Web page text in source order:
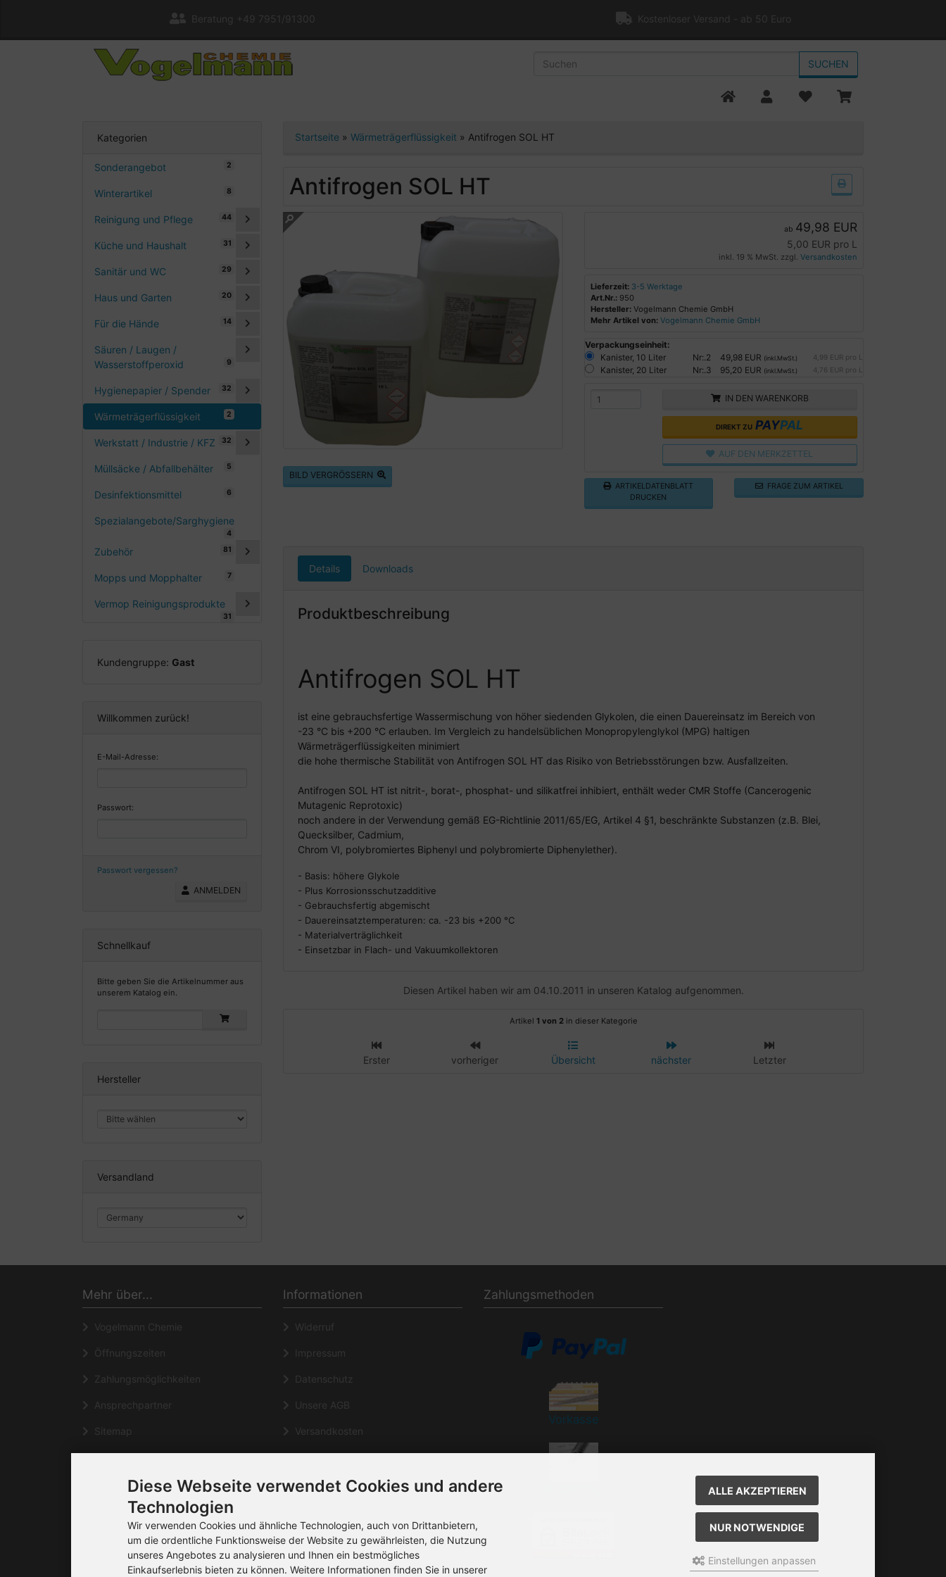
Beratung +49 7951/91300 Kostenloser Versand - ab 50 Euro
SUCHEN
Kategorien
Sonderangebot 2
Winterartikel 8
Reinigung und Pflege 44
Küche und Haushalt 31
Sanitär und WC 29
Haus und Garten 20
Für die Hände 14
Säuren / Laugen /
Wasserstoffperoxid
9
Hygienepapier / Spender 32
Wärmeträgerflüssigkeit 2
Werkstatt / Industrie / KFZ 32
Müllsäcke / Abfallbehälter 5
Desinfektionsmittel 6
Spezialangebote/Sarghygiene
4
Zubehör 81
Mopps und Mopphalter 7
Vermop Reinigungsprodukte
31
Kundengruppe: Gast
Willkommen zurück!
E-Mail-Adresse:
Passwort:
Passwort vergessen?
ANMELDEN
Schnellkauf
Bitte geben Sie die Artikelnummer aus
unserem Katalog ein.
Hersteller
Versandland
Startseite » Wärmeträgerflüssigkeit » Antifrogen SOL HT
Antifrogen SOL HT
BILD VERGRÖSSERN
ab 49,98 EUR
5,00 EUR pro L
inkl. 19 % MwSt. zzgl. Versandkosten
Lieferzeit: 3-5 Werktage
Art.Nr.: 950
Hersteller: Vogelmann Chemie GmbH
Mehr Artikel von: Vogelmann Chemie GmbH
Verpackungseinheit:
Kanister, 10 Liter
Nr:.2 49,98 EUR (inkl.MwSt.) 4,99 EUR pro L
Kanister, 20 Liter Nr:.3 95,20 EUR (inkl.MwSt.) 4,76 EUR pro L
IN DEN WARENKORB
DIREKT ZUPAYPAL
AUF DEN MERKZETTEL
ARTIKELDATENBLATT
DRUCKEN
FRAGE ZUM ARTIKEL
Details Downloads
Produktbeschreibung
Antifrogen SOL HT
ist eine gebrauchsfertige Wassermischung von höher siedenden Glykolen, die einen Dauereinsatz im Bereich von
-23 °C bis +200 °C erlauben. Im Vergleich zu handelsüblichen Monopropylenglykol (MPG) haltigen
Wärmeträgerflüssigkeiten minimiert
die hohe thermische Stabilität von Antifrogen SOL HT das Risiko von Betriebsstörungen bzw. Ausfallzeiten.
Antifrogen SOL HT ist nitrit-, borat-, phosphat- und silikatfrei inhibiert, enthält weder CMR Stoffe (Cancerogenic
Mutagenic Reprotoxic)
noch andere in der Verwendung gemäß EG-Richtlinie 2011/65/EG, Artikel 4 §1, beschränkte Substanzen (z.B. Blei,
Quecksilber, Cadmium,
Chrom VI, polybromiertes Biphenyl und polybromierte Diphenylether).
- Basis: höhere Glykole
- Plus Korrosionsschutzadditive
- Gebrauchsfertig abgemischt
- Dauereinsatztemperaturen: ca. -23 bis +200 °C
- Materialverträglichkeit
- Einsetzbar in Flach- und Vakuumkollektoren
Diesen Artikel haben wir am 04.10.2011 in unseren Katalog aufgenommen.
Artikel 1 von 2in dieser Kategorie
Erster vorheriger Übersicht nächster Letzter
Mehr über...
Vogelmann Chemie
Öffnungszeiten
Zahlungsmöglichkeiten
Ansprechpartner
Sitemap
Häufig gestellte Fragen
Cookie Einstellungen
Informationen
Widerruf
Impressum
Datenschutz
Unsere AGB
Versandkosten
Kontakt/Rückruf
Lieferzeit
Zahlungsmethoden
Vorkasse
Diese Webseite verwendet Cookies und andere
Technologien
Wir verwenden Cookies und ähnliche Technologien, auch von Drittanbietern,
um die ordentliche Funktionsweise der Website zu gewährleisten, die Nutzung
unseres Angebotes zu analysieren und Ihnen ein bestmögliches
Einkaufserlebnis bieten zu können. Weitere Informationen finden Sie in unserer
ALLE AKZEPTIEREN
NUR NOTWENDIGE
Einstellungen anpassen